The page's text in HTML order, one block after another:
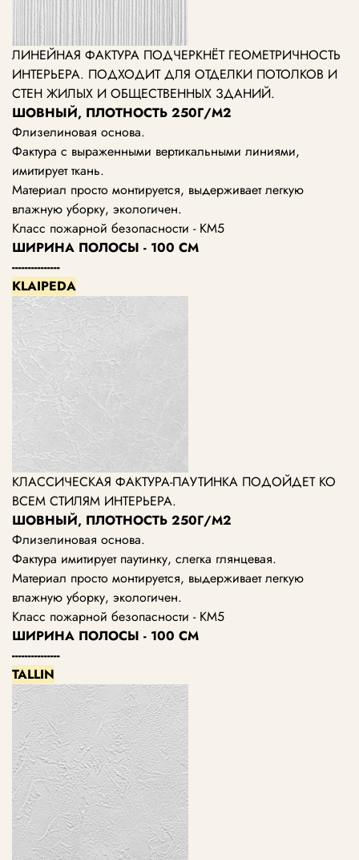
ЛИНЕЙНАЯ ФАКТУРА ПОДЧЕРКНЁТ ГЕОМЕТРИЧНОСТЬ
ИНТЕРЬЕРА. ПОДХОДИТ ДЛЯ ОТДЕЛКИ ПОТОЛКОВ И
СТЕН ЖИЛЫХ И ОБЩЕСТВЕННЫХ ЗДАНИЙ.
ШОВНЫЙ, ПЛОТНОСТЬ 250Г/М2
Флизелиновая основа.
Фактура с выраженными вертикальными линиями,
имитирует ткань.
Материал просто монтируется, выдерживает легкую
влажную уборку, экологичен.
Класс пожарной безопасности - КМ5
ШИРИНА ПОЛОСЫ - 100 СМ
---------------
KLAIPEDA
КЛАССИЧЕСКАЯ ФАКТУРА-ПАУТИНКА ПОДОЙДЕТ КО
ВСЕМ СТИЛЯМ ИНТЕРЬЕРА.
ШОВНЫЙ, ПЛОТНОСТЬ 250Г/М2
Флизелиновая основа.
Фактура имитирует паутинку, слегка глянцевая.
Материал просто монтируется, выдерживает легкую
влажную уборку, экологичен.
Класс пожарной безопасности - КМ5
ШИРИНА ПОЛОСЫ - 100 СМ
---------------
TALLIN